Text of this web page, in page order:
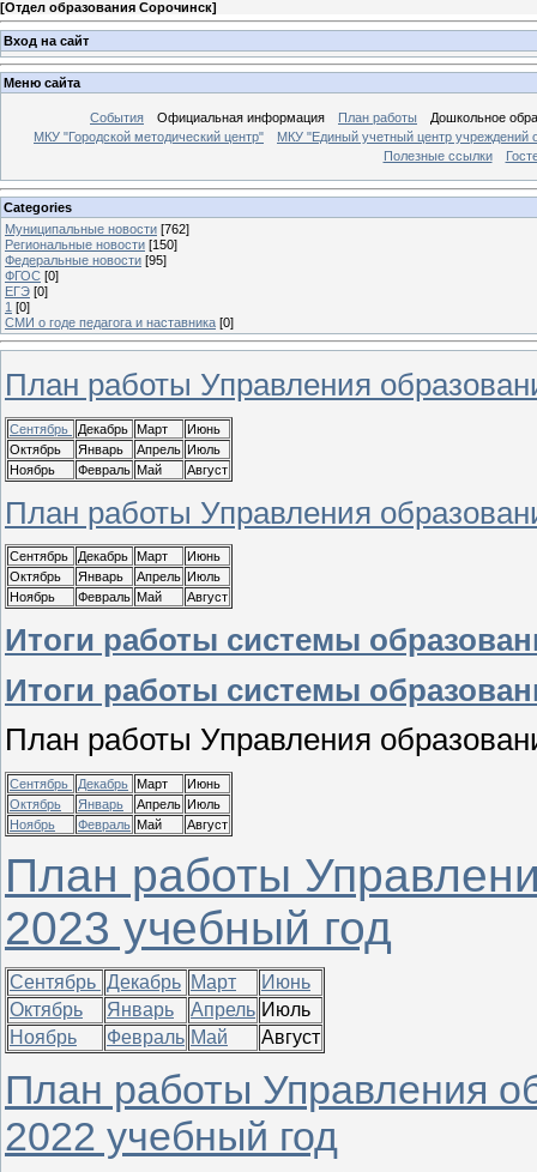
[Отдел образования Сорочинск]
Вход на сайт
Меню сайта
События Официальная информация План работы
Дошкольное
МКУ "Городской методический центр"
МКУ "Единый учетный центр учреждений
Полезные ссылки
Categories
Муниципальные новости [762]
Региональные новости [150]
Федеральные новости [95]
ФГОС [0]
ЕГЭ [0]
1 [0]
СМИ о годе педагога и наставника [0]
План работы Управления
Сентябрь Декабрь Март
Июнь
Октябрь
Январь Апрель Июль
Ноябрь
Февраль Май Август
План работы Управления
Сентябрь Декабрь Март
Июнь
Октябрь
Январь Апрель Июль
Ноябрь
Февраль Май Август
Итоги работы системы
Итоги работы системы
План работы Управления
Сентябрь Декабрь Март
Июнь
Октябрь
Январь Апрель Июль
Ноябрь
Февраль Май Август
План работы
2023 учебный год
Сентябрь Декабрь Март
Июнь
Октябрь
Январь Апрель Июль
Ноябрь
Февраль Май Август
План работы Управления
2022 учебный год